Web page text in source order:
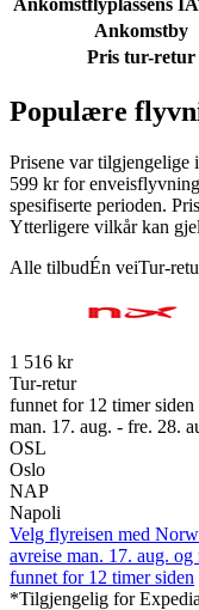
Ankomstby
Pris tur-retur
Populære
Prisene var tilgjengelige
599 kr for
spesifiserte perioden.
Ytterligere vilkår kan
Alle tilbudÉn veiTur-
1 516 kr
Tur-retur
funnet for 12 timer siden
man. 17. aug. - fre. 28.
OSL
Oslo
NAP
Napoli
Velg flyreisen med
avreise man. 17. aug.
funnet for 12 timer siden
*Tilgjengelig for